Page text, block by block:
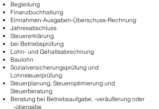
Begleitung
Finanzbuchhaltung
Einnahmen-Ausgaben-Überschuss-Rechnung
Jahresabschluss
Steuererklärung
bei Betriebsprüfung
Lohn- und Gehaltsabrechnung
Baulohn
Sozialversicherungsprüfung und
Lohnsteuerprüfung
Steuerplanung, Steueroptimierung und
Steuerberatung
Beratung bei Betriebsaufgabe, -veräußerung oder
-übergabe